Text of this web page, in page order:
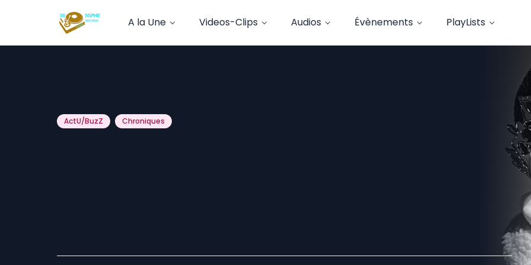
A la Une Videos-Clips Audios Évènements PlayLists
ActU/BuzZ Chroniques